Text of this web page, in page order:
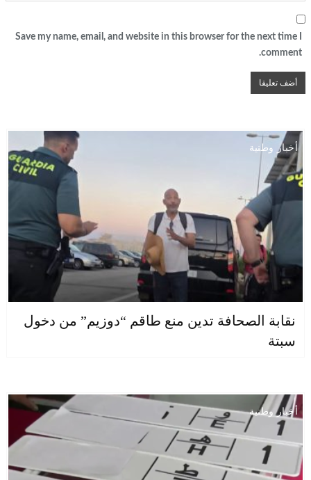
Save my name, email, and website in this browser for the next time I
comment.
أخبار وطنية
نقابة الصحافة تدين منع طاقم “دوزيم” من دخول
سبتة
أخبار وطنية